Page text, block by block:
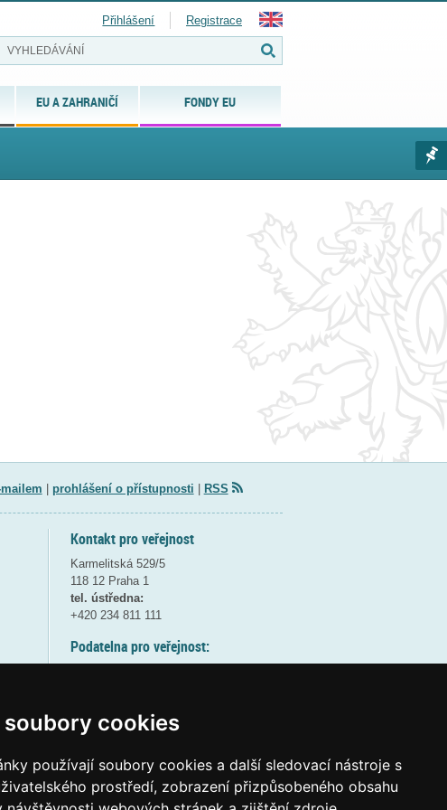
soubory cookies
používají soubory cookies a další sledovací nástroje s
prostředí, zobrazení přizpůsobeného obsahu
EU A ZAHRANIČÍ FONDY EU
Přihlášení Registrace
prohlášení o přístupnosti RSS
Kontakt pro veřejnost
Karmelitská 529/5
118 12 Praha 1
tel. ústředna:
+420 234 811 111
Podatelna pro veřejnost:
(více informací
Elektronická podatelna: